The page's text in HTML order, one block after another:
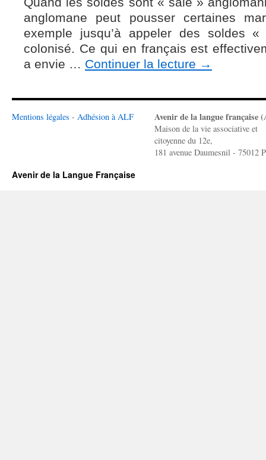
anglomane peut pousser certaines
exemple jusqu’à appeler des soldes
colonisé. Ce qui en français est
a envie … Continuer la lecture →
Mentions légales - Adhésion à ALF Avenir de la langue française
Maison de la vie associative et
citoyenne du 12e,
181 avenue Daumesnil - 75012
Avenir de la Langue Française